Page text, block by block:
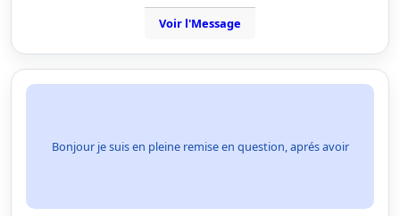
Voir l'Message
Bonjour je suis en pleine remise en question, aprés avoir